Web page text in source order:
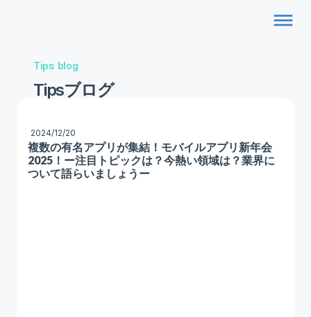
dehaze
Tips blog
Tipsブログ
2024/12/20
複数の有名アプリが集結！モバイルアプリ新年会
2025！ー注目トピックは？今熱い領域は？業界に
ついて語らいましょうー